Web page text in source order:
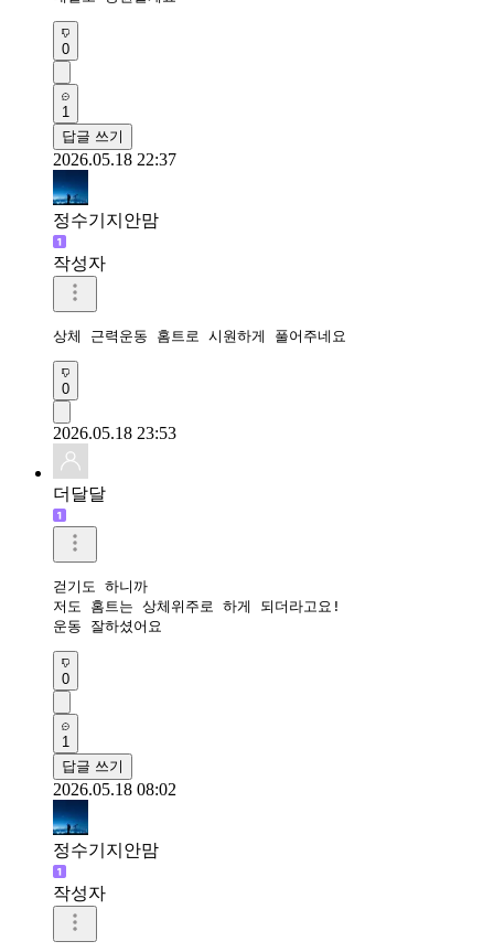
0
1
답글 쓰기
2026.05.18 22:37
정수기지안맘
작성자
상체 근력운동 홈트로 시원하게 풀어주네요
0
2026.05.18 23:53
더달달
걷기도 하니까
저도 홈트는 상체위주로 하게 되더라고요!
운동 잘하셨어요
0
1
답글 쓰기
2026.05.18 08:02
정수기지안맘
작성자